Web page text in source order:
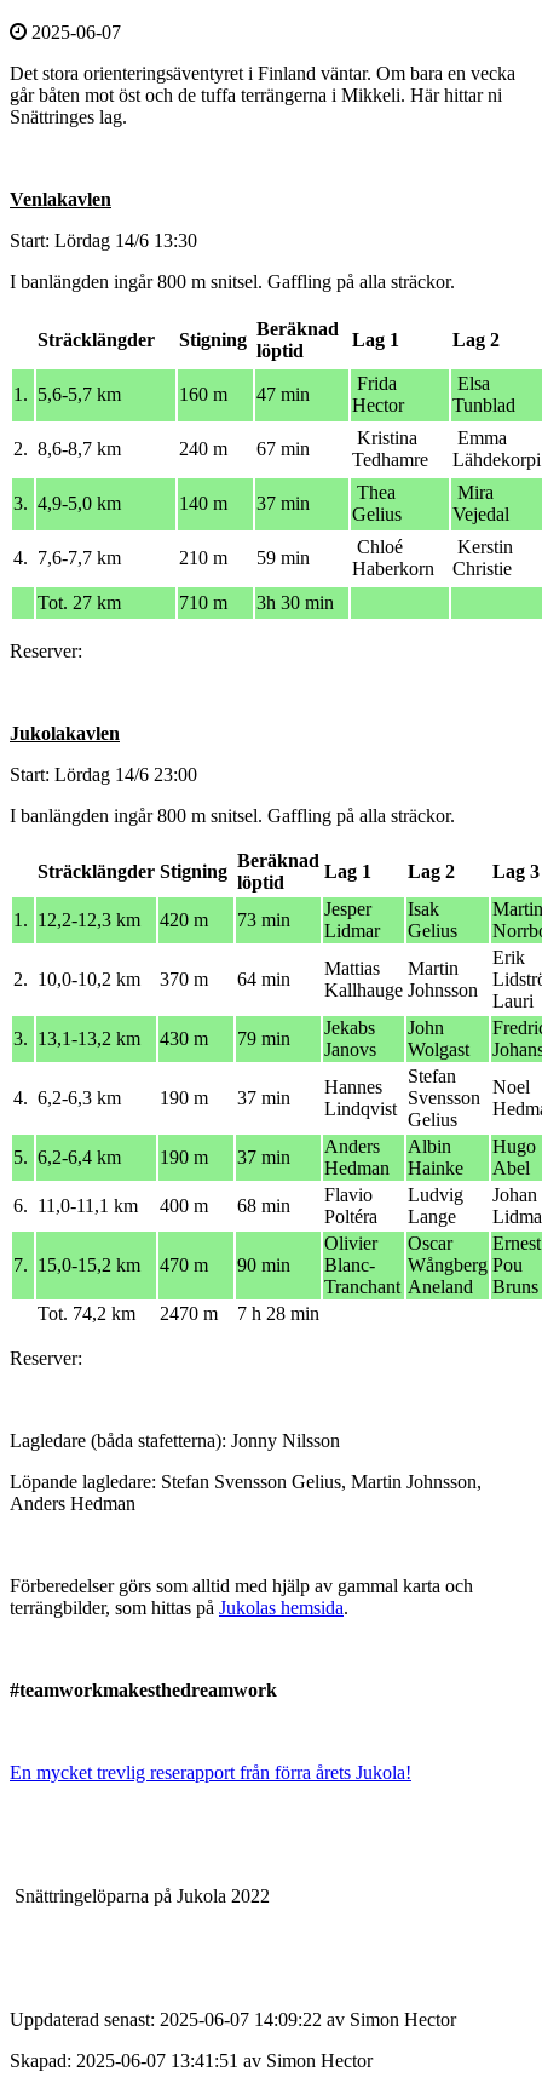
2025-06-07
Det stora orienteringsäventyret i Finland väntar. Om bara en vecka
går båten mot öst och de tuffa terrängerna i Mikkeli. Här hittar ni
Snättringes lag.
Venlakavlen
Start: Lördag 14/6 13:30
I banlängden ingår 800 m snitsel. Gaffling på alla sträckor.
Sträcklängder Stigning
Beräknad
löptid
Lag 1 Lag 2
1. 5,6-5,7 km 160 m 47 min
Frida
Hector
Elsa
Tunblad
2. 8,6-8,7 km 240 m 67 min
Kristina
Tedhamre
Emma
Lähdekorpi
3. 4,9-5,0 km 140 m 37 min
Thea
Gelius
Mira
Vejedal
4. 7,6-7,7 km 210 m 59 min
Chloé
Haberkorn
Kerstin
Christie
Tot. 27 km
710 m 3h 30 min
Reserver:
Jukolakavlen
Start: Lördag 14/6 23:00
I banlängden ingår 800 m snitsel. Gaffling på alla sträckor.
Sträcklängder Stigning
Beräknad
löptid
Lag 1 Lag 2 Lag 3
1. 12,2-12,3 km 420 m 73 min
Jesper
Lidmar
Isak
Gelius
Martin
2. 10,0-10,2 km 370 m 64 min
Mattias
Kallhauge
Martin
Johnsson
Erik
Lauri
3. 13,1-13,2 km 430 m 79 min
Jekabs
Janovs
John
Wolgast
4. 6,2-6,3 km 190 m 37 min
Hannes
Lindqvist
Stefan
Svensson
Gelius
Noel
5. 6,2-6,4 km 190 m 37 min
Anders
Hedman
Albin
Hainke
Hugo
Abel
6. 11,0-11,1 km 400 m 68 min
Flavio
Poltéra
Ludvig
Lange
Johan
7. 15,0-15,2 km 470 m 90 min
Olivier
Blanc-
Tranchant
Oscar
Wångberg
Aneland
Ernest
Pou
Bruns
Tot. 74,2 km
2470 m 7 h 28 min
Reserver:
Lagledare (båda stafetterna): Jonny Nilsson
Löpande lagledare: Stefan Svensson Gelius, Martin Johnsson,
Anders Hedman
Förberedelser görs som alltid med hjälp av gammal karta och
terrängbilder, som hittas på Jukolas hemsida.
#teamworkmakesthedreamwork
En mycket trevlig reserapport från förra årets Jukola!
Snättringelöparna på Jukola 2022
Uppdaterad senast: 2025-06-07 14:09:22 av Simon Hector
Skapad: 2025-06-07 13:41:51 av Simon Hector